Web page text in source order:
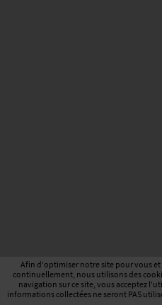
Afin d'optimiser notre site pour vous
continuellement, nous utilisons des
navigation sur ce site, vous acceptez
informations collectées ne seront PAS